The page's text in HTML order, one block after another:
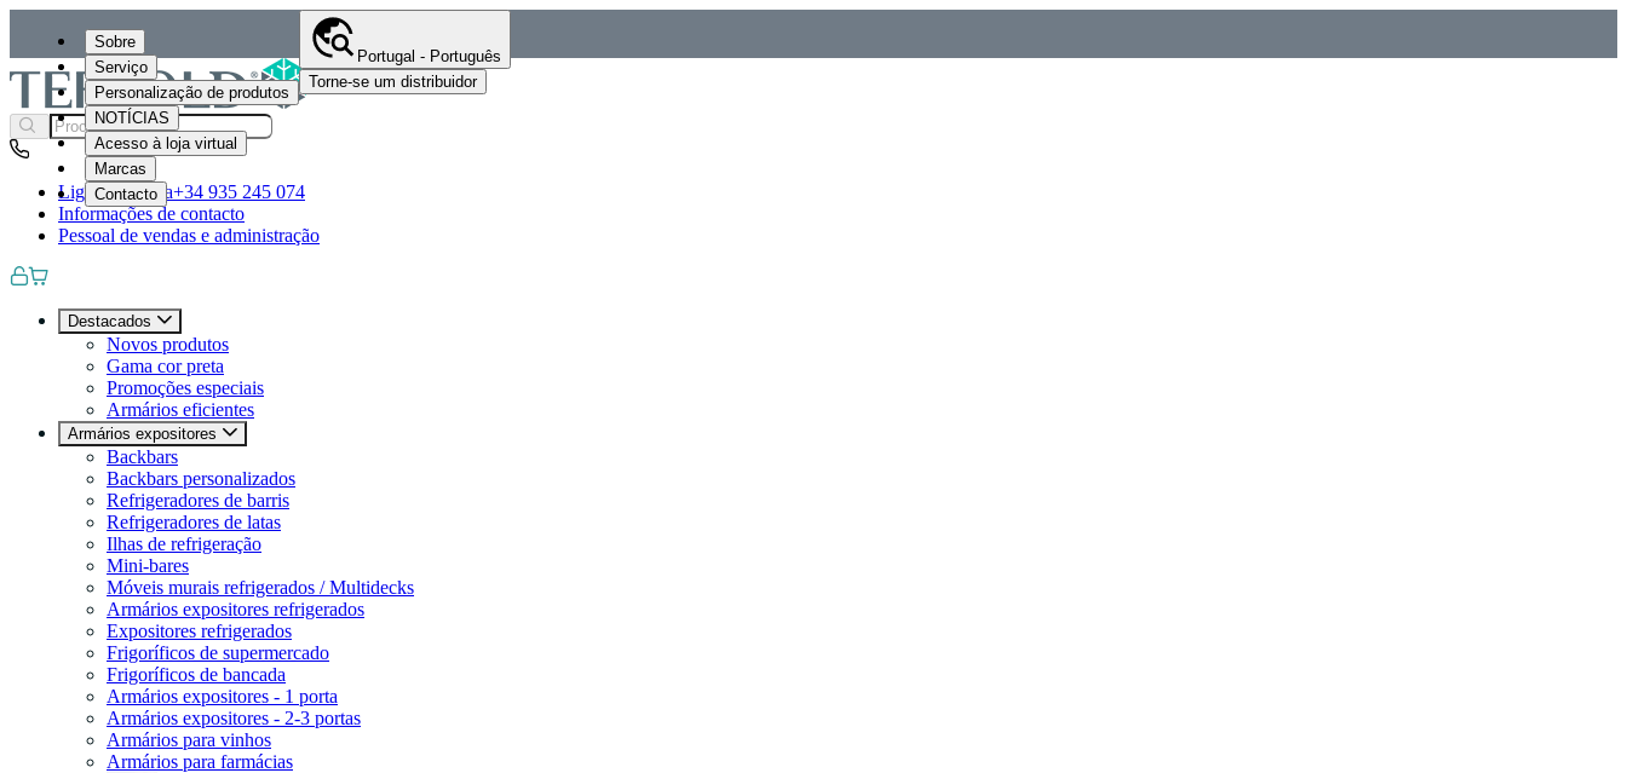
Sobre
Serviço
Personalização de produtos
NOTÍCIAS
Acesso à loja virtual
Marcas
Contacto
Portugal - Português
Torne-se um distribuidor
Ligue-nos para+34 935 245 074
Informações de contacto
Pessoal de vendas e administração
Destacados
Novos produtos
Gama cor preta
Promoções especiais
Armários eficientes
Armários expositores
Backbars
Backbars personalizados
Refrigeradores de barris
Refrigeradores de latas
Ilhas de refrigeração
Mini-bares
Móveis murais refrigerados / Multidecks
Armários expositores refrigerados
Expositores refrigerados
Frigoríficos de supermercado
Frigoríficos de bancada
Armários expositores - 1 porta
Armários expositores - 2-3 portas
Armários para vinhos
Armários para farmácias